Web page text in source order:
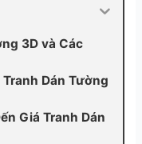
3D và Các
Dán Tường
Giá Tranh Dán